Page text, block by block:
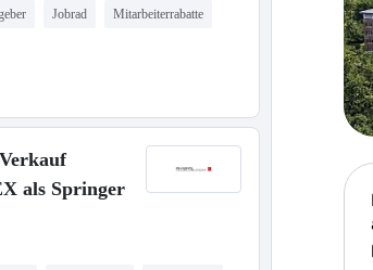
Jobrad Mitarbeiterrabatte
als Springer